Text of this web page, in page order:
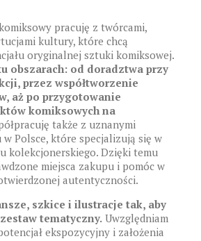
pracuję z twórcami,
kultury, które chcą
oryginalnej sztuki komiksowej.
obszarach: od doradztwa przy
przez współtworzenie
aż po przygotowanie
komiksowych na
także z uznanymi
Polsce, które specjalizują się w
kolekcjonerskiego. Dzięki temu
miejsca zakupu i pomóc w
autentyczności.
szkice i ilustracje tak, aby
tematyczny.Uwzględniam
ekspozycyjny i założenia